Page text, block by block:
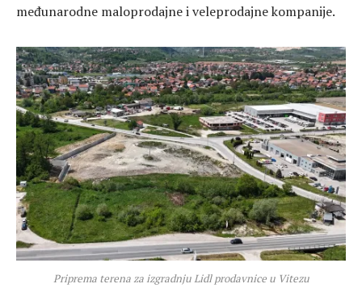
međunarodne maloprodajne i veleprodajne kompanije.
Priprema terena za izgradnju Lidl prodavnice u Vitezu